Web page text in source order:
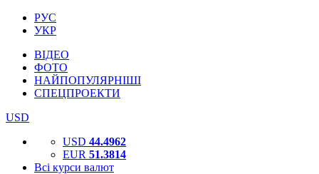
РУС
УКР
ВІДЕО
ФОТО
НАЙПОПУЛЯРНІШІ
СПЕЦПРОЕКТИ
USD
USD 44.4962
EUR 51.3814
Всі курси валют